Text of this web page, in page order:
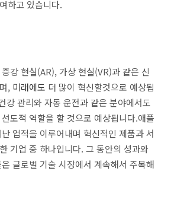
하고 있습니다.
강 현실(AR), 가상 현실(VR)과 같은 신
, 미래에도 더 많이 혁신할것으로 예상됩
강 관리와 자동 운전과 같은 분야에서도
도적 역할을 할 것으로 예상됩니다.애플
업적을 이루어내며 혁신적인 제품과 서
기업 중 하나입니다. 그 동안의 성과와
글로벌 기술 시장에서 계속해서 주목해